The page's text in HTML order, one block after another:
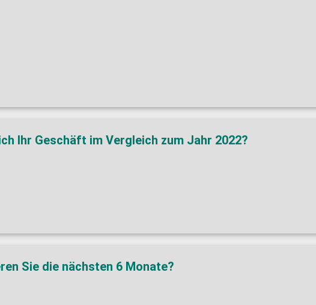
Ihr Geschäft im Vergleich zum Jahr 2022?
Sie die nächsten 6 Monate?